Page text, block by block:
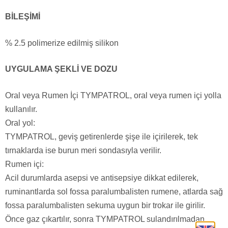
BİLEŞİMİ
% 2.5 polimerize edilmiş silikon
UYGULAMA ŞEKLİ VE DOZU
Oral veya Rumen İçi TYMPATROL, oral veya rumen içi yolla
kullanılır.
Oral yol:
TYMPATROL, geviş getirenlerde şişe ile içirilerek, tek
tırnaklarda ise burun meri sondasıyla verilir.
Rumen içi:
Acil durumlarda asepsi ve antisepsiye dikkat edilerek,
ruminantlarda sol fossa paralumbalisten rumene, atlarda sağ
fossa paralumbalisten sekuma uygun bir trokar ile girilir.
Önce gaz çıkartılır, sonra TYMPATROL sulandırılmadan